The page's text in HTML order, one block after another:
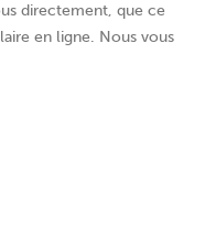
directement, que ce
en ligne. Nous vous